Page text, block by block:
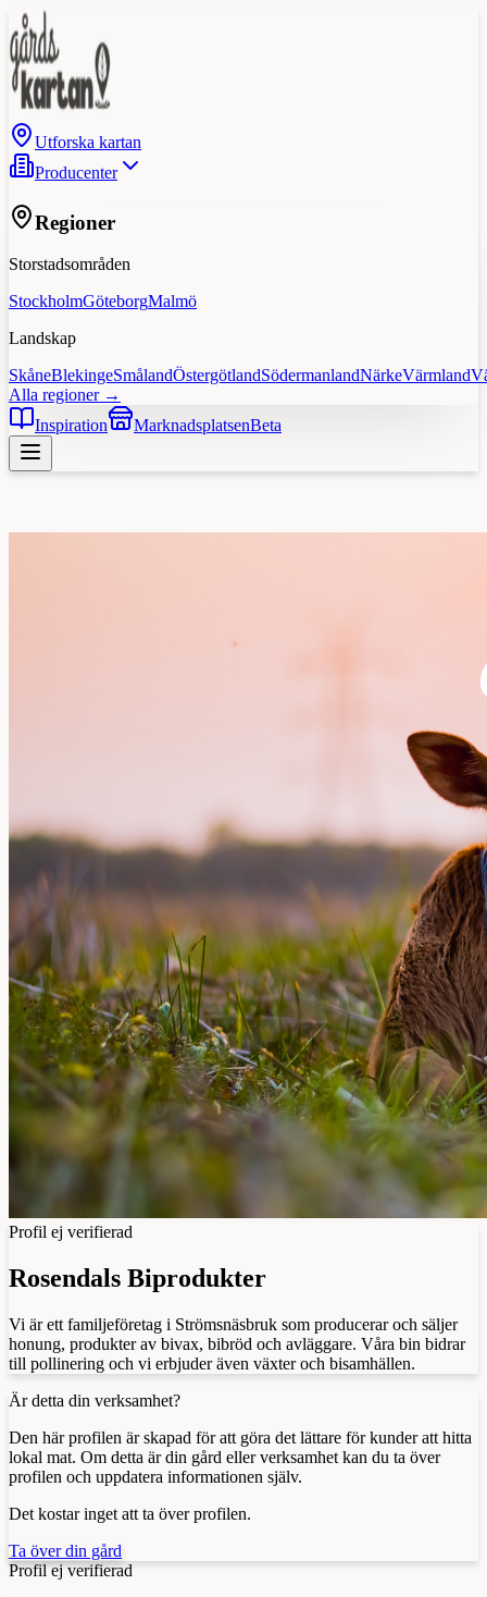
Utforska kartan
Producenter
Regioner
Storstadsområden
StockholmGöteborgMalmö
Landskap
SkåneBlekingeSmålandÖstergötlandSödermanlandNärkeVärmland
Alla regioner →
Inspiration
MarknadsplatsenBeta
Profil ej verifierad
Rosendals Biprodukter
Vi är ett familjeföretag i Strömsnäsbruk som producerar och säljer
honung, produkter av bivax, bibröd och avläggare. Våra bin bidrar
till pollinering och vi erbjuder även växter och bisamhällen.
Är detta din verksamhet?
Den här profilen är skapad för att göra det lättare för kunder att hitta
lokal mat. Om detta är din gård eller verksamhet kan du ta över
profilen och uppdatera informationen själv.
Det kostar inget att ta över profilen.
Ta över din gård
Profil ej verifierad